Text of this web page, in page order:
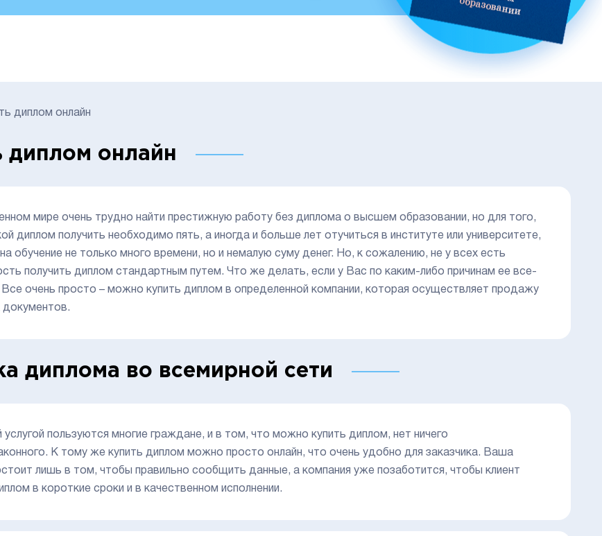
диплом онлайн
диплом онлайн
мире очень трудно найти престижную работу без диплома о высшем образовании, но для того,
диплом получить необходимо пять, а иногда и больше лет отучиться в институте или университете,
обучение не только много времени, но и немалую суму денег. Но, к сожалению, не у всех есть
получить диплом стандартным путем. Что же делать, если у Вас по каким-либо причинам ее все-
Все очень просто – можно купить диплом в определенной компании, которая осуществляет продажу
документов.
диплома во всемирной сети
услугой пользуются многие граждане, и в том, что можно купить диплом, нет ничего
К тому же купить диплом можно просто онлайн, что очень удобно для заказчика. Ваша
лишь в том, чтобы правильно сообщить данные, а компания уже позаботится, чтобы клиент
в короткие сроки и в качественном исполнении.